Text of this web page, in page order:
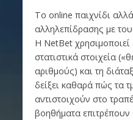
Το online παιχνίδι
αλληλεπίδρασης με
Η NetBet χρησιμοποιεί
στατιστικά στοιχεία
αριθμούς) και τη
δείξει καθαρά πώς τα
αντιστοιχούν στο
βοηθήματα επιτρέπουν